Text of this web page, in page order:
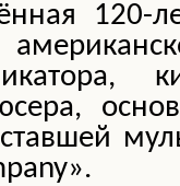
120-